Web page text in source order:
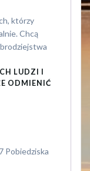
którzy
Chcą
LUDZI I
ODMIENIĆ
Pobiedziska